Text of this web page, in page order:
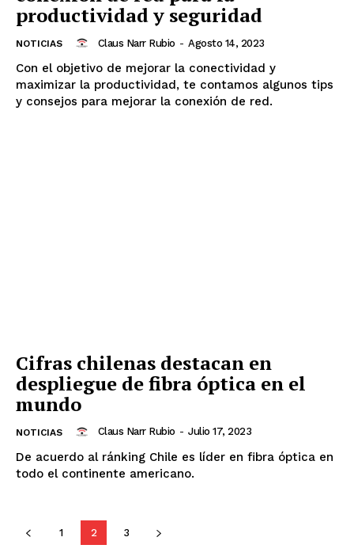
productividad y seguridad
NOTICIAS Claus Narr Rubio - Agosto 14, 2023
Con el objetivo de mejorar la conectividad y
maximizar la productividad, te contamos algunos tips
y consejos para mejorar la conexión de red.
Cifras chilenas destacan en
despliegue de fibra óptica en el
mundo
NOTICIAS Claus Narr Rubio - Julio 17, 2023
De acuerdo al ránking Chile es líder en fibra óptica en
todo el continente americano.
1 2 3